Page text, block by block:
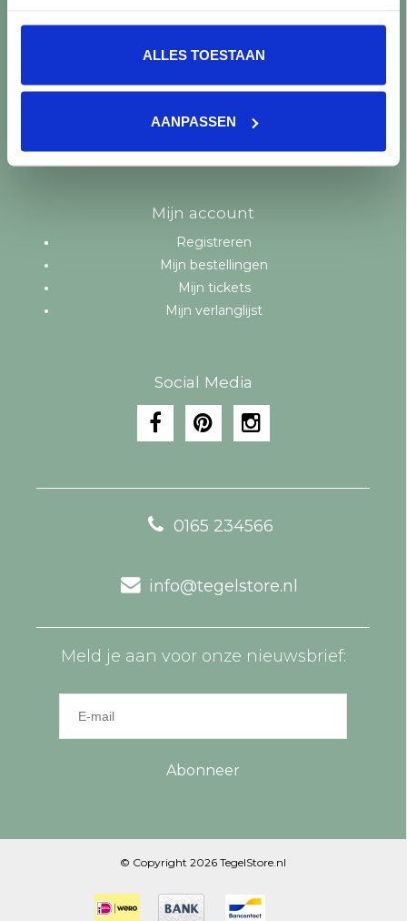
ALLES TOESTAAN
AANPASSEN
Nieuwe producten
Aanbiedingen
Tags
RSS-feed
Mijn account
Registreren
Mijn bestellingen
Mijn tickets
Mijn verlanglijst
Social Media
0165 234566
info@tegelstore.nl
Meld je aan voor onze nieuwsbrief:
Abonneer
© Copyright 2026 TegelStore.nl